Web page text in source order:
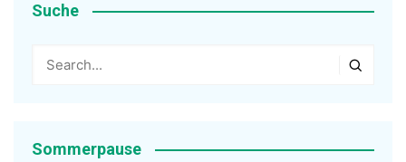
Suche
Sommerpause